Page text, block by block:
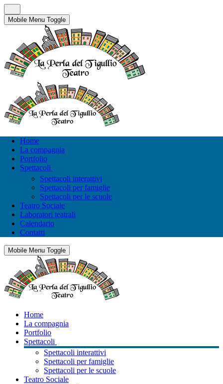
Mobile Menu Toggle
Home
La compagnia
Portfolio
Spettacoli
Spettacoli interattivi
Spettacoli per famiglie
Spettacoli per le scuole
Teatro Sociale
Laboratori teatrali
Calendario
Contatti
Mobile Menu Toggle
Home
La compagnia
Portfolio
Spettacoli
Spettacoli interattivi
Spettacoli per famiglie
Spettacoli per le scuole
Teatro Sociale